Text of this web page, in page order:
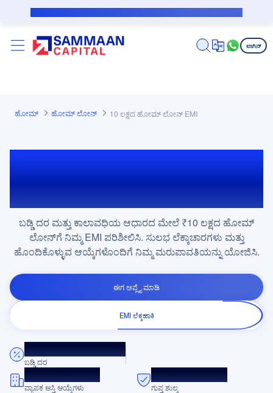
ಪ್ರಮುಖ ಕಂಟೆಂಟಿಗೆ ಸ್ಕಿಪ್ ಮಾಡಿ
ಲಾಗಿನ್
ಹೋಮ್ ಹೋಮ್ ಲೋನ್‌ 10 ಲಕ್ಷದ ಹೋಮ್ ಲೋನ್ EMI
₹10 ಲಕ್ಷದ ಹೋಮ್ ಲೋನ್
ಬಡ್ಡಿ ದರ ಮತ್ತು ಕಾಲಾವಧಿಯ ಆಧಾರದ ಮೇಲೆ ₹10 ಲಕ್ಷದ ಹೋಮ್
ಲೋನ್‌ಗೆ ನಿಮ್ಮ EMI ಪರಿಶೀಲಿಸಿ. ಸುಲಭ ಲೆಕ್ಕಾಚಾರಗಳು ಮತ್ತು
ಹೊಂದಿಕೊಳ್ಳುವ ಆಯ್ಕೆಗಳೊಂದಿಗೆ ನಿಮ್ಮ ಮರುಪಾವತಿಯನ್ನು ಯೋಜಿಸಿ.
ಈಗ ಅಪ್ಲೈ ಮಾಡಿ
EMI ಲೆಕ್ಕಹಾಕಿ
8.75% ಪ್ರತಿ ವರ್ಷದ ನಂತರ
ಬಡ್ಡಿ ದರ
10K+ ಯೋಜನೆಗಳು
ವ್ಯಾಪಕ ಆಸ್ತಿ ಆಯ್ಕೆಗಳು
ಪಾರದರ್ಶಕ ಶುಲ್ಕಗಳು
ಗುಪ್ತ ಶುಲ್ಕ